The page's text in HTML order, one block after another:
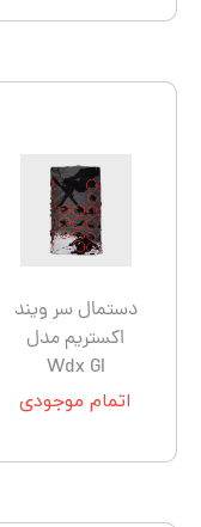
دستمال سر ویند
اکستریم مدل
Wdx GI
اتمام موجودی